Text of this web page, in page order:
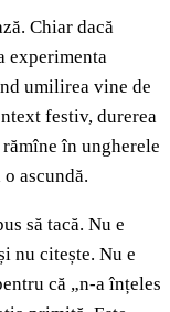
Chiar dacă
experimenta
umilirea vine de
festiv, durerea
rămîne în ungherele
ascundă.
să tacă. Nu e
nu citește. Nu e
că „n-a înțeles